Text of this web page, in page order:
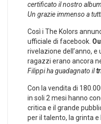
certificato il nostro album
Un grazie immenso a
Così i The Kolors
ufficiale di facebook.
rivelazione dell’anno,
ragazzi erano ancora
Filippi ha guadagnato il
Con la vendita di
in soli 2 mesi hanno
critica e il grande
per il talento, la grinta e